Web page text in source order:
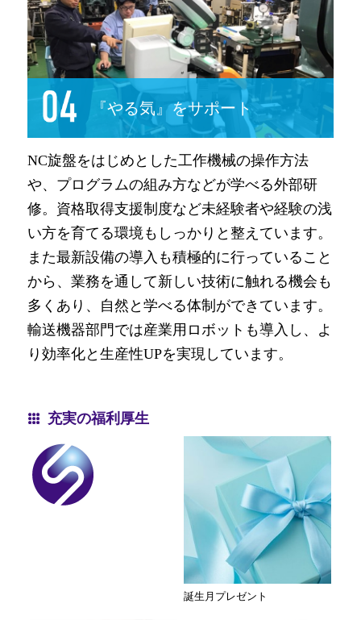
『やる気』をサポート
NC旋盤をはじめとした工作機械の操作方法
や、プログラムの組み方などが学べる外部研
修。資格取得支援制度など未経験者や経験の浅
い方を育てる環境もしっかりと整えています。
また最新設備の導入も積極的に行っていること
から、業務を通して新しい技術に触れる機会も
多くあり、自然と学べる体制ができています。
輸送機器部門では産業用ロボットも導入し、よ
り効率化と生産性UPを実現しています。
充実の福利厚生
誕生月プレゼント